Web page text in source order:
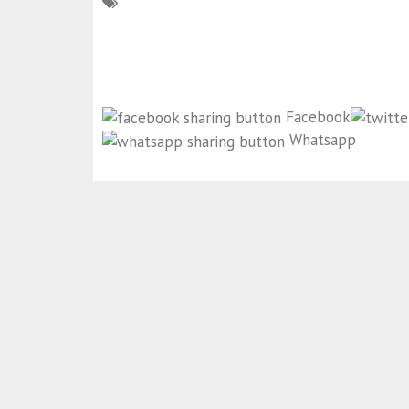
Facebook
Whatsapp